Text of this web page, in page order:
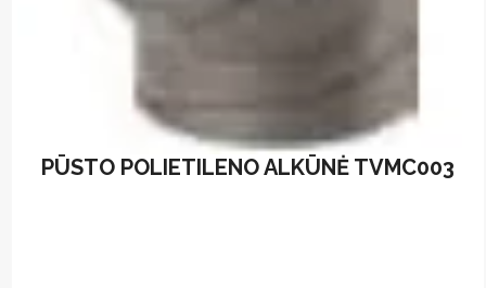
PŪSTO POLIETILENO ALKŪNĖ TVMC003